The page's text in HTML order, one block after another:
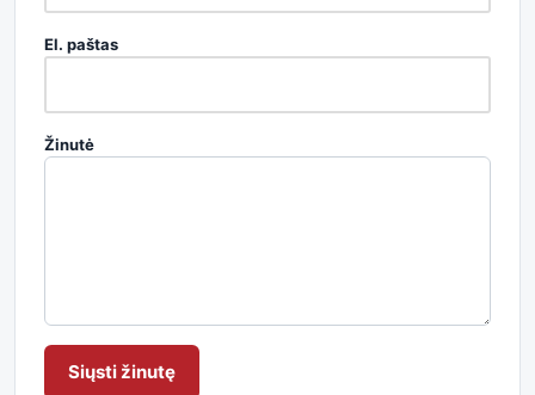
El. paštas
Žinutė
Siųsti žinutę